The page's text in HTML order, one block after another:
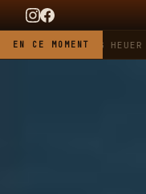
EN CE MOMENTTAG HEUER